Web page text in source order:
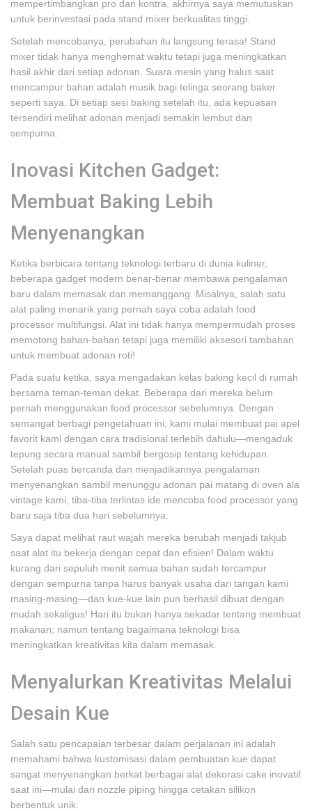
mempertimbangkan pro dan kontra, akhirnya saya memutuskan
untuk berinvestasi pada stand mixer berkualitas tinggi.
Setelah mencobanya, perubahan itu langsung terasa! Stand
mixer tidak hanya menghemat waktu tetapi juga meningkatkan
hasil akhir dari setiap adonan. Suara mesin yang halus saat
mencampur bahan adalah musik bagi telinga seorang baker
seperti saya. Di setiap sesi baking setelah itu, ada kepuasan
tersendiri melihat adonan menjadi semakin lembut dan
sempurna.
Inovasi Kitchen Gadget:
Membuat Baking Lebih
Menyenangkan
Ketika berbicara tentang teknologi terbaru di dunia kuliner,
beberapa gadget modern benar-benar membawa pengalaman
baru dalam memasak dan memanggang. Misalnya, salah satu
alat paling menarik yang pernah saya coba adalah food
processor multifungsi. Alat ini tidak hanya mempermudah proses
memotong bahan-bahan tetapi juga memiliki aksesori tambahan
untuk membuat adonan roti!
Pada suatu ketika, saya mengadakan kelas baking kecil di rumah
bersama teman-teman dekat. Beberapa dari mereka belum
pernah menggunakan food processor sebelumnya. Dengan
semangat berbagi pengetahuan ini, kami mulai membuat pai apel
favorit kami dengan cara tradisional terlebih dahulu—mengaduk
tepung secara manual sambil bergosip tentang kehidupan.
Setelah puas bercanda dan menjadikannya pengalaman
menyenangkan sambil menunggu adonan pai matang di oven ala
vintage kami, tiba-tiba terlintas ide mencoba food processor yang
baru saja tiba dua hari sebelumnya.
Saya dapat melihat raut wajah mereka berubah menjadi takjub
saat alat itu bekerja dengan cepat dan efisien! Dalam waktu
kurang dari sepuluh menit semua bahan sudah tercampur
dengan sempurna tanpa harus banyak usaha dari tangan kami
masing-masing—dan kue-kue lain pun berhasil dibuat dengan
mudah sekaligus! Hari itu bukan hanya sekadar tentang membuat
makanan; namun tentang bagaimana teknologi bisa
meningkatkan kreativitas kita dalam memasak.
Menyalurkan Kreativitas Melalui
Desain Kue
Salah satu pencapaian terbesar dalam perjalanan ini adalah
memahami bahwa kustomisasi dalam pembuatan kue dapat
sangat menyenangkan berkat berbagai alat dekorasi cake inovatif
saat ini—mulai dari nozzle piping hingga cetakan silikon
berbentuk unik.